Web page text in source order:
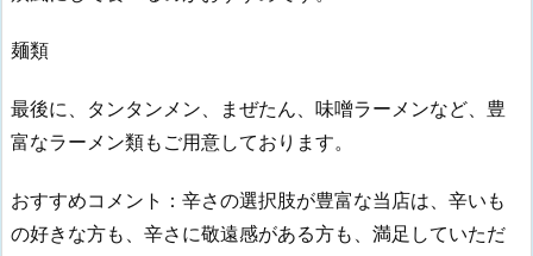
麺類
最後に、タンタンメン、まぜたん、味噌ラーメンなど、豊
富なラーメン類もご用意しております。
おすすめコメント：辛さの選択肢が豊富な当店は、辛いも
の好きな方も、辛さに敬遠感がある方も、満足していただ